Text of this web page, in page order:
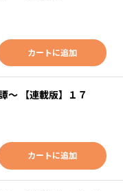
カートに追加
～ 【連載版】１７
カートに追加